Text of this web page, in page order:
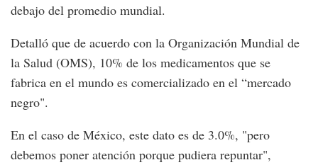
debajo del promedio mundial.
Detalló que de acuerdo con la Organización Mundial de
la Salud (OMS), 10% de los medicamentos que se
fabrica en el mundo es comercializado en el “mercado
negro".
En el caso de México, este dato es de 3.0%, "pero
debemos poner atención porque pudiera repuntar",